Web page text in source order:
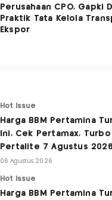
Perusahaan CPO, Gapki
Praktik Tata Kelola
Ekspor
Hot Issue
Harga BBM Pertamina
Ini, Cek Pertamax,
Pertalite 7 Agustus 2026
06 Agustus 2026
Hot Issue
Harga BBM Pertamina